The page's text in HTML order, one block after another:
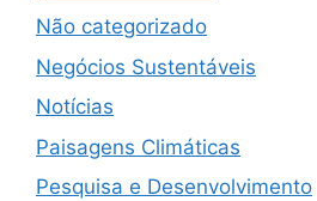
Não categorizado
Negócios Sustentáveis
Notícias
Paisagens Climáticas
Pesquisa e Desenvolvimento